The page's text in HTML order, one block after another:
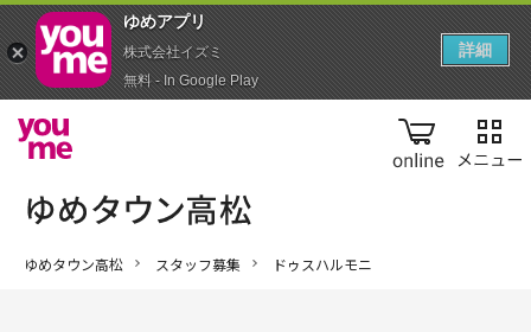
online
ゆめタウン高松 スタッフ募集 ドゥスハルモニ
ゆめアプ‪リ‬
株式会社イズミ
無料 - In Google Play
詳細